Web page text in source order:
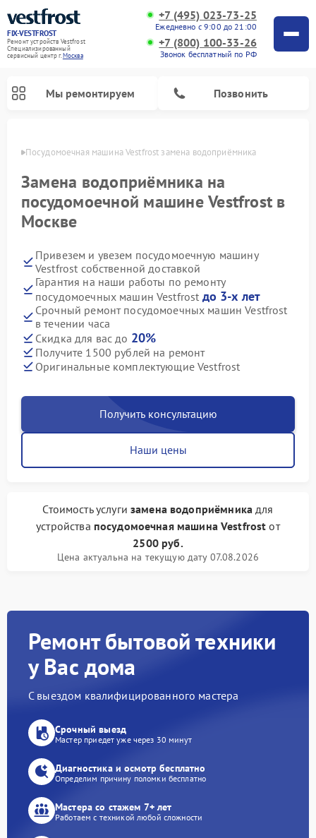
FIX-VESTFROST
Ремонт устройств Vestfrost
Специализированный
cервисный центр г.Москва
+7 (495) 023-73-25
Ежедневно с 9:00 до 21:00
+7 (800) 100-33-26
Звонок бесплатный по РФ
Мы ремонтируем Позвонить
Посудомоечная машина Vestfrost замена водоприёмника
Замена водоприёмника на
посудомоечной машине Vestfrost в
Москве
Привезем и увезем посудомоечную машину
Vestfrost собственной доставкой
Гарантия на наши работы по ремонту
посудомоечных машин Vestfrost до 3-х лет
Срочный ремонт посудомоечных машин Vestfrost
в течении часа
Скидка для вас до 20%
Получите 1500 рублей на ремонт
Оригинальные комплектующие Vestfrost
Получить консультацию
Наши цены
Стоимость услуги замена водоприёмникадля
устройства посудомоечная машина Vestfrost от
2500 руб.
Цена актуальна на текущую дату 07.08.2026
Ремонт бытовой техники
у Вас дома
С выездом квалифицированного мастера
Срочный выезд
Мастер приедет уже через 30 минут
Диагностика и осмотр бесплатно
Определим причину поломки бесплатно
Мастера со стажем 7+ лет
Работаем с техникой любой сложности